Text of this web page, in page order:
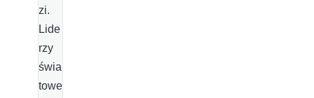
zi.
Lide
rzy
świa
towe